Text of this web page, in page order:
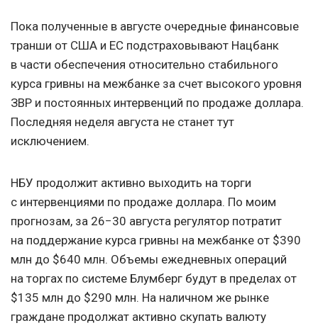
Пока полученные в августе очередные финансовые
транши от США и ЕС подстраховывают Нацбанк
в части обеспечения относительно стабильного
курса гривны на межбанке за счет высокого уровня
ЗВР и постоянных интервенций по продаже доллара.
Последняя неделя августа не станет тут
исключением.
НБУ продолжит активно выходить на торги
с интервенциями по продаже доллара. По моим
прогнозам, за 26−30 августа регулятор потратит
на поддержание курса гривны на межбанке от $390
млн до $640 млн. Объемы ежедневных операций
на торгах по системе Блумберг будут в пределах от
$135 млн до $290 млн. На наличном же рынке
граждане продолжат активно скупать валюту